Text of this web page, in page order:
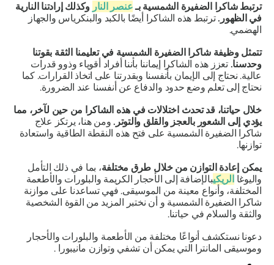
ترتبط شاكرا الضفيرة الشمسية بـعنصر الناروكذلك إرادتنا النارية
في الظهور.ترتبط هذه الشاكرا أيضًا بالكبد والبنكرياس والجهاز
الهضمي.
تتمثل وظيفة شاكرا الضفيرة الشمسية في تعليمنا الثقة بقوتنا
وحدسنا.تعزز هذه الشاكرا إيماننا بأننا أفراد أقوياء وذوو قدرات
عالية.نحتاج إلى الإيمان بأنفسنا وبقدرتنا على اتخاذ القرارات. كما
نحتاج إلى تعلم وضع حدود والدفاع عن أنفسنا عند الضرورة.
خلال حياتنا، قد تحدث اختلالات في هذه الشاكرا من حين لآخر، مما
يؤدي إلى الشعور بالعجز والقلق والتوتر. ومن هنا، يرتكز علاج
شاكرا الضفيرة الشمسية على فتح هذه النقطة الطاقية واستعادة
توازنها.
يمكن إعادة التوازن من خلال طرق مختلفة، بما في ذلك التأمل
واليوغاالريكيبالإضافة إلى الأحجار الكريمة والبلورات والأطعمة
المختلفة، وأنواع معينة من الموسيقى. فهي تساعدنا على موازنة
شاكرا الضفيرة الشمسية و أن نختبر المزيد من القوة الشخصية
والثقة والسلام في حياتنا.
دعونا نستكشف أنواعًا مختلفة من الأطعمة والبلورات والأحجار
وموسيقى المانترا التي يمكن أن تشفي وتوازنمانيبورا.